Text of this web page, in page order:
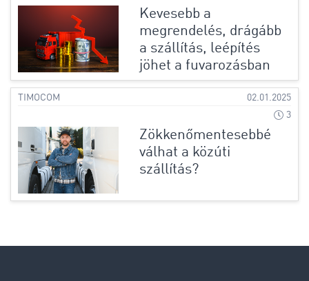
Kevesebb a
megrendelés, drágább
a szállítás, leépítés
jöhet a fuvarozásban
TIMOCOM
02.01.2025
3
Zökkenőmentesebbé
válhat a közúti
szállítás?